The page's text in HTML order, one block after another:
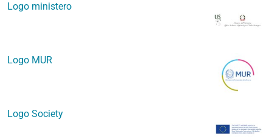
Logo ministero
Logo MUR
Logo Society